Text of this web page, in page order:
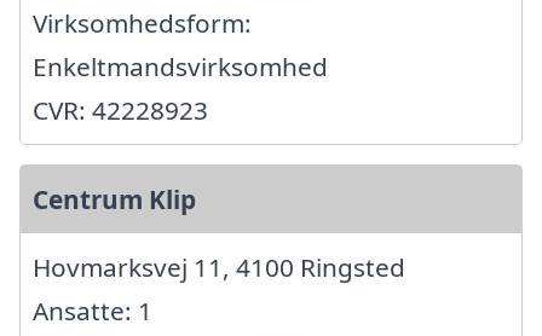
Virksomhedsform:
Enkeltmandsvirksomhed
CVR: 42228923
Centrum Klip
Hovmarksvej 11, 4100 Ringsted
Ansatte: 1